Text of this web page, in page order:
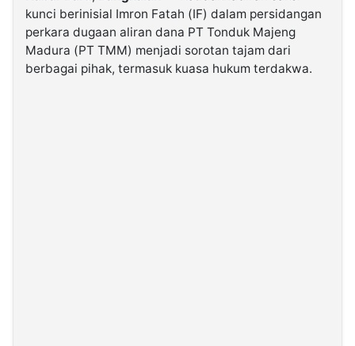
Kabarbaru.co
2026
kunci berinisial Imron Fatah (IF) dalam persidangan
perkara dugaan aliran dana PT Tonduk Majeng
Madura (PT TMM) menjadi sorotan tajam dari
berbagai pihak, termasuk kuasa hukum terdakwa.